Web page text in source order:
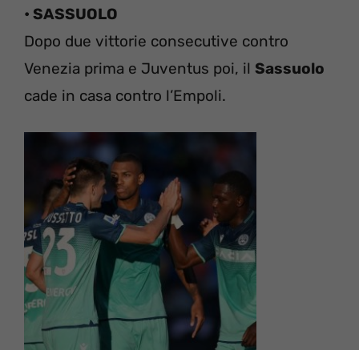
• SASSUOLO
Dopo due vittorie consecutive contro
Venezia prima e Juventus poi, il Sassuolo
cade in casa contro l’Empoli.